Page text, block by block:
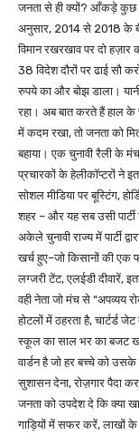
जनता से ही क्यों? आँकड़े
अनुसार, 2014 से 2018 के
विमान रखरखाव पर दो
38 विदेश दौरों पर ढाई सौ
रुपये का और बोझ डाला।
रहा। अब बात करते हैं हाल के
में कदम रखा, तो जनता को
बहाया। एक चुनावी रैली के
प्रचारकों के हेलीकॉप्टरों ने
सोशल मीडिया पर बूस्टिंग,
शहर – और यह सब उसी
अकेले चुनावी राज्य में पार्टी
खर्च हुए–जो किसानों की एक
लग्जरी टेंट, एलईडी दीवारें,
वही नेता जो मंच से “अपव्यय
होटलों में ठहरता है, चार्टर्ड
स्कूल का साल भर का बजट
वार्डन है जो हर बच्चे को
सुशासन देना, रोज़गार पैदा
जनता को उपदेश दे कि क्या
गाड़ियों में सफर करें, लाखों